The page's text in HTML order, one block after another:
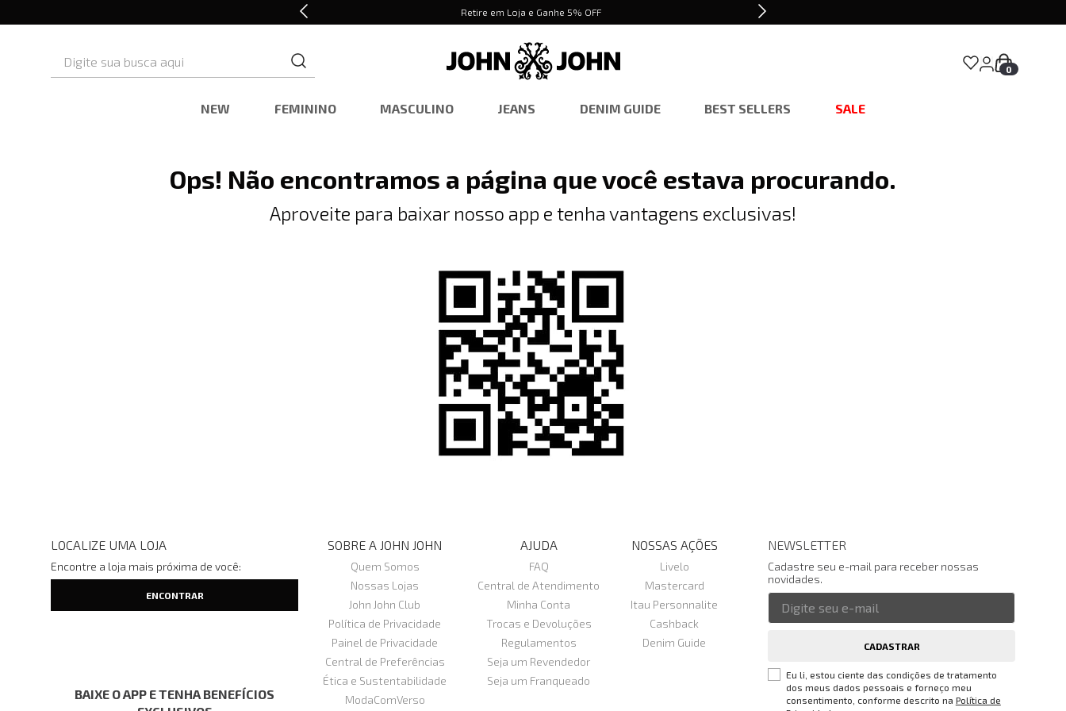
Retire em Loja e Ganhe 5% OFF
0
NEW FEMININO MASCULINO JEANS DENIM GUIDE BEST SELLERS SALE
Ops! Não encontramos a página que você estava procurando.
Aproveite para baixar nosso app e tenha vantagens exclusivas!
LOCALIZE UMA LOJA
Encontre a loja mais próxima de você:
BAIXE O APP E TENHA BENEFÍCIOS
SOBRE A JOHN JOHN
Quem Somos
Nossas Lojas
John John Club
Política de Privacidade
Painel de Privacidade
Central de Preferências
Ética e Sustentabilidade
ModaComVerso
AJUDA
FAQ
Central de Atendimento
Minha Conta
Trocas e Devoluções
Regulamentos
Seja um Revendedor
Seja um Franqueado
NOSSAS AÇÕES
Livelo
Mastercard
Itau Personnalite
Cashback
Denim Guide
NEWSLETTER
Cadastre seu e-mail para receber nossas
novidades.
CADASTRAR
Eu li, estou ciente das condições de tratamento
dos meus dados pessoais e forneço meu
consentimento, conforme descrito na Política de